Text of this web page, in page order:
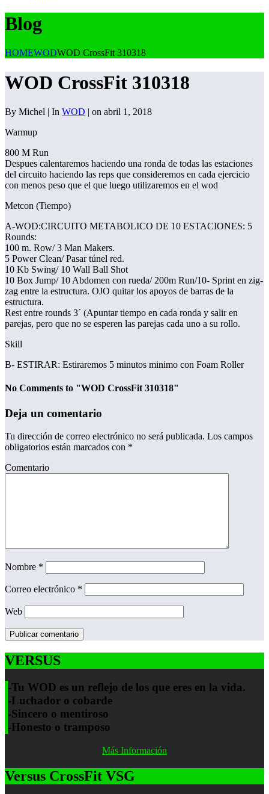
Blog
HOMEWODWOD CrossFit 310318
WOD CrossFit 310318
By Michel | In WOD | on abril 1, 2018
Warmup
800 M Run
Despues calentaremos haciendo una ronda de todas las estaciones
del circuito haciendo las reps que consideremos en cada ejercicio
con menos peso que el que luego utilizaremos en el wod
Metcon (Tiempo)
A-WOD:CIRCUITO METABOLICO DE 10 ESTACIONES: 5
Rounds:
100 m. Row/ 3 Man Makers.
5 Power Clean/ Pasar túnel red.
10 Kb Swing/ 10 Wall Ball Shot
10 Box Jump/ 10 Abdomen con rueda/ 200m Run/10- Sprint en zig-
zag entre la estructura. OJO quitar los apoyos de barras de la
estructura.
Rest entre rounds 3´ (Apuntar tiempo en cada ronda y salir en
parejas, pero que no se esperen las parejas cada uno a su rollo.
Skill
B- ESTIRAR: Estiraremos 5 minutos minimo con Foam Roller
No Comments to "WOD CrossFit 310318"
Deja un comentario
Tu dirección de correo electrónico no será publicada. Los campos
obligatorios están marcados con *
Comentario
Nombre *
Correo electrónico *
Web
VERSUS
-Tu WOD es un reflejo de los que eres en la vida.
-Luchador o cobarde
-Sincero o mentiroso
-Honesto o tramposo
Más Información
Versus CrossFit VSG